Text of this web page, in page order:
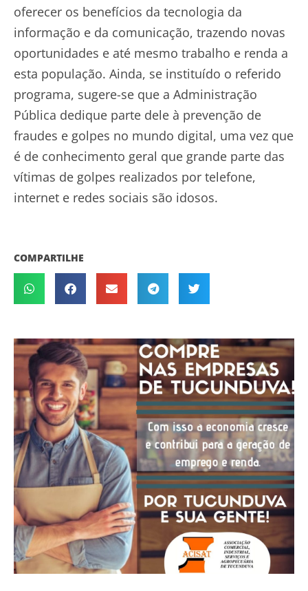
oferecer os benefícios da tecnologia da
informação e da comunicação, trazendo novas
oportunidades e até mesmo trabalho e renda a
esta população. Ainda, se instituído o referido
programa, sugere-se que a Administração
Pública dedique parte dele à prevenção de
fraudes e golpes no mundo digital, uma vez que
é de conhecimento geral que grande parte das
vítimas de golpes realizados por telefone,
internet e redes sociais são idosos.
COMPARTILHE